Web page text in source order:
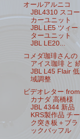
オールアルニコ
JBL4310 スコー
カーユニット
JBL LE5 ツィー
ターユニット
JBL LE20...
コメダ珈琲さんの
アイス珈琲 と
JBL L45 Flair 低
域調整
ビデオレター from
カナダ 高橋様
JBL 4344 新品
KRS製作品 チー
ク突き板＋ブラ
ックバッフル